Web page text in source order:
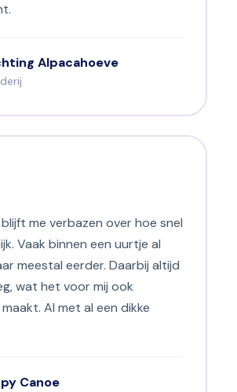
Alpacahoeve
me verbazen over hoe snel
Vaak binnen een uurtje al
meestal eerder. Daarbij altijd
wat het voor mij ook
Al met al een dikke
Canoe